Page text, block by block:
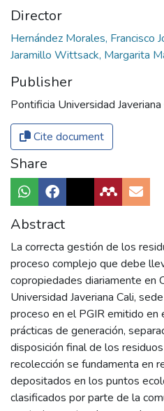
Director
Hernández Morales, Francisco
Jaramillo Wittsack, Margarita
Publisher
Pontificia Universidad Javeriana
Cite document
Share
Abstract
La correcta gestión de los
proceso complejo que debe
copropiedades diariamente en
Universidad Javeriana Cali,
proceso en el PGIR emitido
prácticas de generación,
disposición final de los
recolección se fundamenta en
depositados en los puntos
clasificados por parte de la